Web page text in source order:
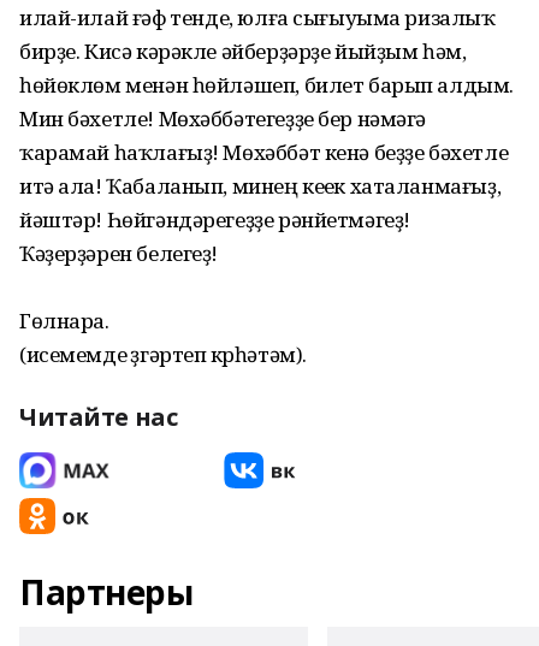
илай-илай ғәфү үтенде, юлға сығыуыма ризалыҡ
бирҙе. Кисә кәрәкле әйберҙәрҙе йыйҙым һәм,
һөйөклөм менән һөйләшеп, билет барып алдым.
Мин бәхетле! Мөхәббәтегеҙҙе бер нәмәгә
ҡарамай һаҡлағыҙ! Мөхәббәт кенә беҙҙе бәхетле
итә ала! Ҡа­баланып, минең кеүек хаталанмағыҙ,
йәштәр! Һөйгәндәрегеҙҙе рәнйетмәгеҙ!
Ҡәҙерҙәрен белегеҙ!
Гөлнара.
(исемемде үҙгәртеп күрһәтәм).
Читайте нас
Партнеры